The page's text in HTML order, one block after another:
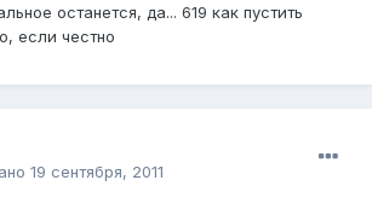
останется, да... 619 как пустить
если честно
19 сентября, 2011